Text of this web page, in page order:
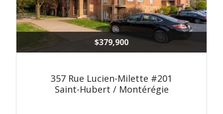
$379,900
357 Rue Lucien-Milette #201
Saint-Hubert / Montérégie